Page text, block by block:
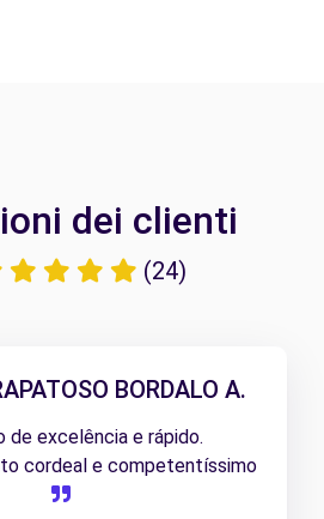
dei clienti
(24)
BORDALO A.
de excelência e rápido.
cordeal e competentíssimo